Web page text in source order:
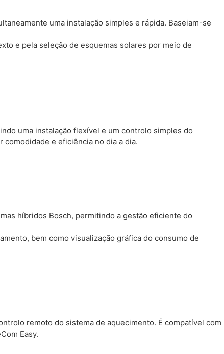
uma instalação simples e rápida. Baseiam-se
e pela seleção de esquemas solares por meio de
uma instalação flexível e um controlo simples do
e eficiência no dia a dia.
híbridos Bosch, permitindo a gestão eficiente do
bem como visualização gráfica do consumo de
remoto do sistema de aquecimento. É compatível com
Easy.